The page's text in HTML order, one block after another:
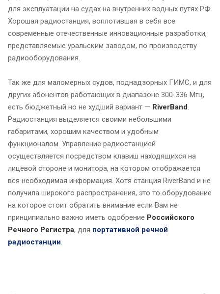
для эксплуатации на судах на внутренних водных путях РФ.
Хорошая радиостанция, воплотившая в себя все
современные отечественные инновационные разработки,
представляемые уральским заводом, по производству
радиооборудования.
Так же для маломерных судов, поднадзорных ГИМС, и для
других абонентов работающих в диапазоне 300-336 Мгц,
есть бюджетный но не худший вариант — RiverBand.
Радиостанция выделяется своими небольшими
габаритами, хорошим качеством и удобным
функционалом. Управление радиостанцией
осуществляется посредством клавиш находящихся на
лицевой стороне и монитора, на котором отображается
вся необходимая информация. Хотя станция RiverBand и не
получила широкого распространения, это то оборудование
на которое стоит обратить внимание если Вам не
принципиально важно иметь одобрение Российского
Речного Регистра, для портативной речной
радиостанции.